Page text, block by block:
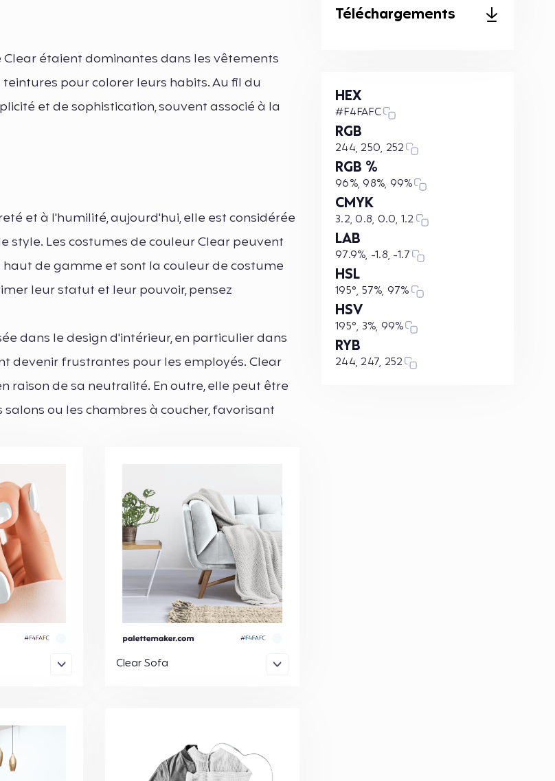
étaient dominantes dans les vêtements
pour colorer leurs habits. Au fil du
et de sophistication, souvent associé à la
et à l'humilité, aujourd'hui, elle est considérée
style. Les costumes de couleur Clear peuvent
de gamme et sont la couleur de costume
leur statut et leur pouvoir, pensez
dans le design d'intérieur, en particulier dans
devenir frustrantes pour les employés. Clear
raison de sa neutralité. En outre, elle peut être
ou les chambres à coucher, favorisant
Clear Sofa
Téléchargements
HEX
#F4FAFC
RGB
244, 250, 252
RGB %
96%, 98%, 99%
CMYK
3.2, 0.8, 0.0, 1.2
LAB
97.9%, -1.8, -1.7
HSL
195°, 57%, 97%
HSV
195°, 3%, 99%
RYB
244, 247, 252